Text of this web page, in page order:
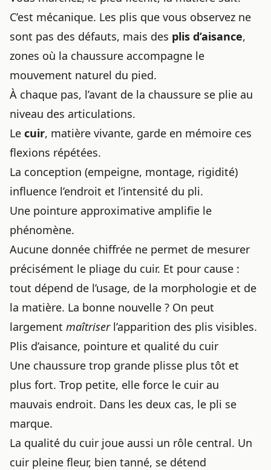
C’est mécanique. Les plis que vous observez ne
sont pas des défauts, mais des plis d’aisance,
zones où la chaussure accompagne le
mouvement naturel du pied.
À chaque pas, l’avant de la chaussure se plie au
niveau des articulations.
Le cuir, matière vivante, garde en mémoire ces
flexions répétées.
La conception (empeigne, montage, rigidité)
influence l’endroit et l’intensité du pli.
Une pointure approximative amplifie le
phénomène.
Aucune donnée chiffrée ne permet de mesurer
précisément le pliage du cuir. Et pour cause :
tout dépend de l’usage, de la morphologie et de
la matière. La bonne nouvelle ? On peut
largement maîtriserl’apparition des plis visibles.
Plis d’aisance, pointure et qualité du cuir
Une chaussure trop grande plisse plus tôt et
plus fort. Trop petite, elle force le cuir au
mauvais endroit. Dans les deux cas, le pli se
marque.
La qualité du cuir joue aussi un rôle central. Un
cuir pleine fleur, bien tanné, se détend